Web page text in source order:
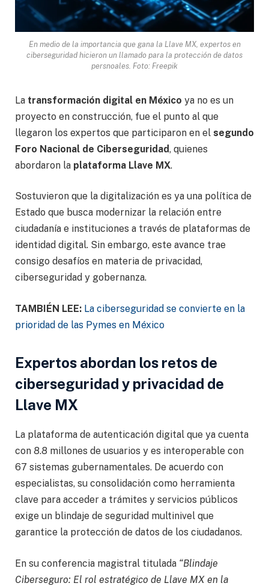
En medio de la importancia que gana la Llave MX, expertos en
ciberseguridad hicieron un llamado para la protección de datos
persnoales. Foto: Freepik
La transformación digital en México ya no es un
proyecto en construcción, fue el punto al que
llegaron los expertos que participaron en el segundo
Foro Nacional de Ciberseguridad, quienes
abordaron la plataforma Llave MX.
Sostuvieron que la digitalización es ya una política de
Estado que busca modernizar la relación entre
ciudadanía e instituciones a través de plataformas de
identidad digital. Sin embargo, este avance trae
consigo desafíos en materia de privacidad,
ciberseguridad y gobernanza.
TAMBIÉN LEE: La ciberseguridad se convierte en la
prioridad de las Pymes en México
Expertos abordan los retos de
ciberseguridad y privacidad de
Llave MX
La plataforma de autenticación digital que ya cuenta
con 8.8 millones de usuarios y es interoperable con
67 sistemas gubernamentales. De acuerdo con
especialistas, su consolidación como herramienta
clave para acceder a trámites y servicios públicos
exige un blindaje de seguridad multinivel que
garantice la protección de datos de los ciudadanos.
En su conferencia magistral titulada “Blindaje
Ciberseguro: El rol estratégico de Llave MX en la